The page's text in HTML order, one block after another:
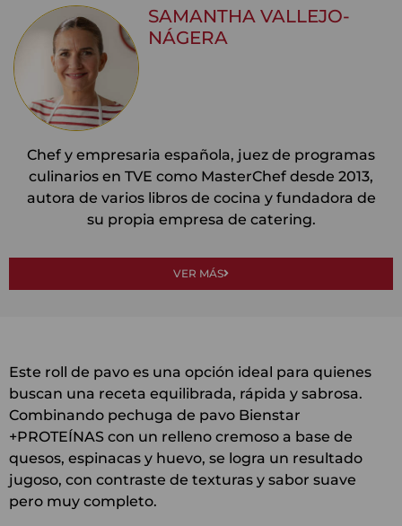
Este roll de pavo es una opción ideal para quienes
buscan una receta equilibrada, rápida y sabrosa.
Combinando pechuga de pavo Bienstar
+PROTEÍNAS con un relleno cremoso a base de
quesos, espinacas y huevo, se logra un resultado
jugoso, con contraste de texturas y sabor suave
pero muy completo.
SAMANTHA VALLEJO-
NÁGERA
Chef y empresaria española, juez de programas
culinarios en TVE como MasterChef desde 2013,
autora de varios libros de cocina y fundadora de
su propia empresa de catering.
VER MÁS